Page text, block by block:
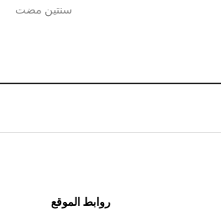
سنتين مضت
روابط الموقع